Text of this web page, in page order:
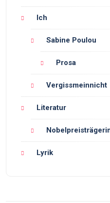
Ich
Sabine Poulou
Prosa
Vergissmeinnicht
Literatur
Lyrik